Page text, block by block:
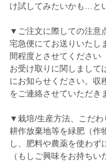
け試してみたいかも…と
▼ご注文に際しての注意
宅急便にてお送りいたし
間程度とさせてください
お受け取りに関しまして
にお知らせください。収
をご連絡させていただき
▼栽培/生産方法、こだわ
耕作放棄地等を緑肥（作
し、肥料や農薬を使わず
（もしご興味をお持ち